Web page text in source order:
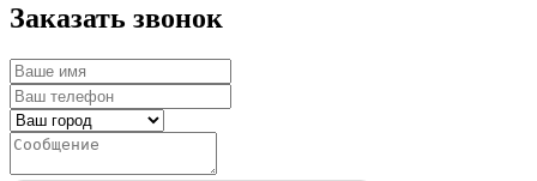
Заказать звонок